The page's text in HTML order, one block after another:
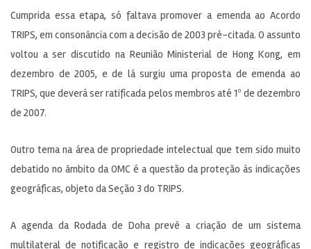
Cumprida essa etapa, só faltava promover a emenda ao Acordo
TRIPS, em consonância com a decisão de 2003 pré-citada. O assunto
voltou a ser discutido na Reunião Ministerial de Hong Kong, em
dezembro de 2005, e de lá surgiu uma proposta de emenda ao
TRIPS, que deverá ser ratificada pelos membros até 1º de dezembro
de 2007.
Outro tema na área de propriedade intelectual que tem sido muito
debatido no âmbito da OMC é a questão da proteção às indicações
geográficas, objeto da Seção 3 do TRIPS.
A agenda da Rodada de Doha prevê a criação de um sistema
multilateral de notificação e registro de indicações geográficas